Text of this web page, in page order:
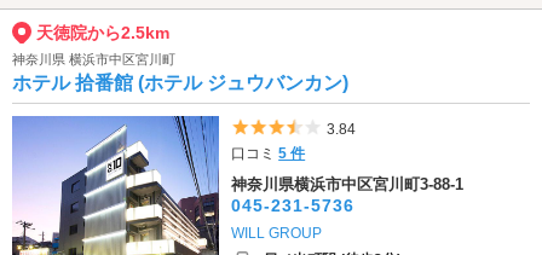
天徳院から2.5km
神奈川県 横浜市中区宮川町
ホテル 拾番館 (ホテル ジュウバンカン)
5つ星のうち3.5
3.84
口コミ5 件
神奈川県横浜市中区宮川町3-88-1
045-231-5736
WILL GROUP